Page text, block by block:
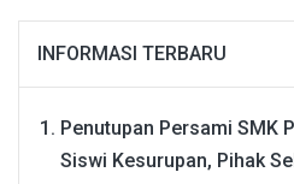
INFORMASI TERBARU
Penutupan Persami SMK
Siswi Kesurupan, Pihak